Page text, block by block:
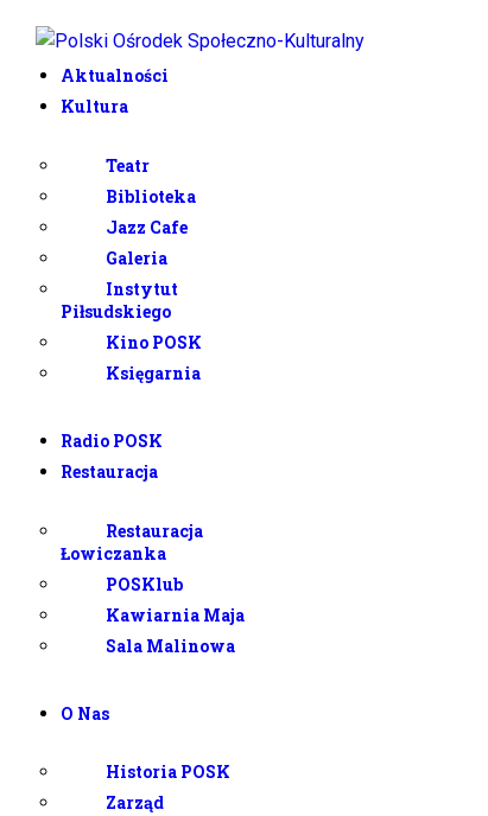
Aktualności
Kultura
Teatr
Biblioteka
Jazz Cafe
Galeria
Instytut
Piłsudskiego
Kino POSK
Księgarnia
Radio POSK
Restauracja
Restauracja
Łowiczanka
POSKlub
Kawiarnia Maja
Sala Malinowa
O Nas
Historia POSK
Zarząd